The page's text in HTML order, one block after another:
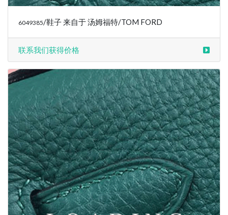
6049387/鞋子 来自于 汤姆福特/TOM FORD
联系我们获得价格